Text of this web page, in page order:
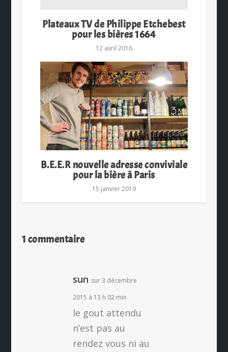
Plateaux TV de Philippe Etchebest
pour les bières 1664
12 avril 2016
B.E.E.R nouvelle adresse conviviale
pour la bière à Paris
15 janvier 2019
1 commentaire
sun sur 3 décembre
2015 à 13 h 02 min
le gout attendu
n’est pas au
rendez vous ni au